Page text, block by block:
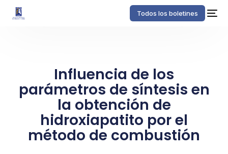
Todos los boletines
Influencia de los
parámetros de síntesis en
la obtención de
hidroxiapatito por el
método de combustión